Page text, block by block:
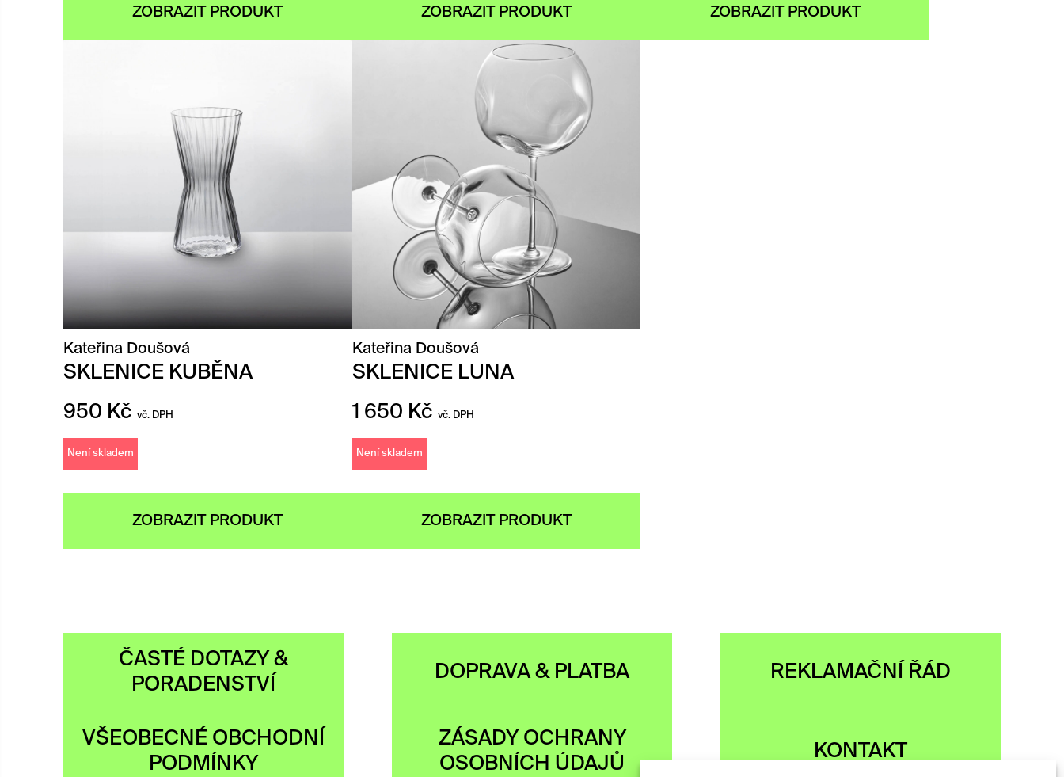
ZOBRAZIT PRODUKT ZOBRAZIT PRODUKT ZOBRAZIT PRODUKT
Kateřina Doušová
SKLENICE KUBĚNA
950 Kč vč. DPH
Není skladem
ZOBRAZIT PRODUKT
Kateřina Doušová
SKLENICE LUNA
1 650 Kč vč. DPH
Není skladem
ZOBRAZIT PRODUKT
ČASTÉ DOTAZY &
PORADENSTVÍ
DOPRAVA & PLATBA REKLAMAČNÍ ŘÁD
VŠEOBECNÉ OBCHODNÍ
PODMÍNKY
ZÁSADY OCHRANY
OSOBNÍCH ÚDAJŮ
KONTAKT